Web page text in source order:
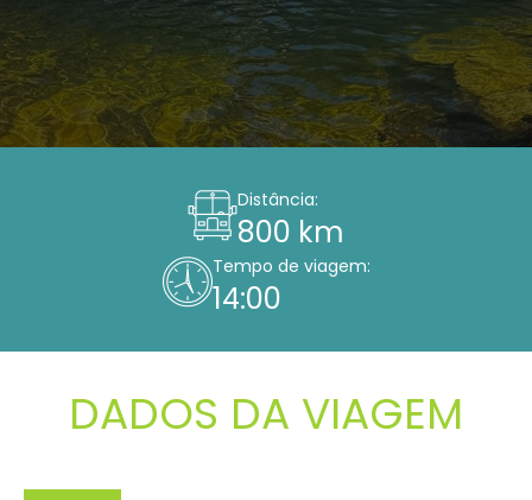
Distância:
800 km
Tempo de viagem:
14:00
DADOS DA VIAGEM